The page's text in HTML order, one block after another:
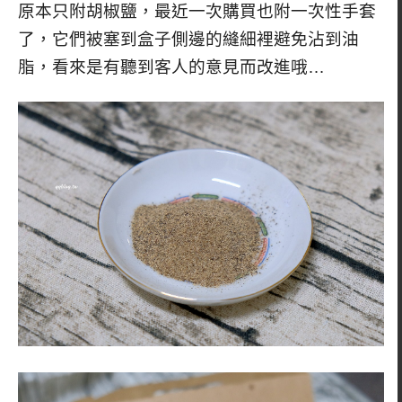
原本只附胡椒鹽，最近一次購買也附一次性手套
了，它們被塞到盒子側邊的縫細裡避免沾到油
脂，看來是有聽到客人的意見而改進哦…